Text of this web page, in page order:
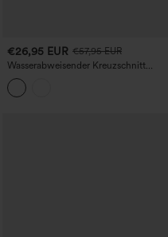
€26,95 EUR €57,95 EUR
Wasserabweisender Kreuzschnitt
Rückenfreier Cargojumpsuit mit
Seitentaschen und Ripstop-Gewebe für
Wanderungen